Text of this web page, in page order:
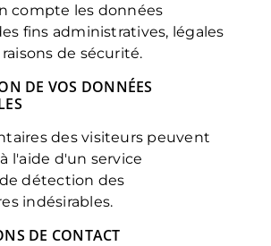
compte les données
fins administratives, légales
de sécurité.
DE VOS DONNÉES
des visiteurs peuvent
l'aide d'un service
détection des
indésirables.
DE CONTACT